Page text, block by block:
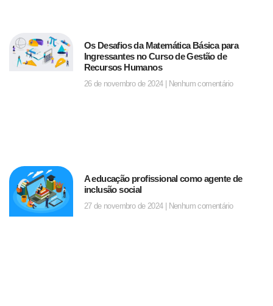
Os Desafios da Matemática Básica para
Ingressantes no Curso de Gestão de
Recursos Humanos
26 de novembro de 2024 Nenhum comentário
A educação profissional como agente de
inclusão social
27 de novembro de 2024 Nenhum comentário